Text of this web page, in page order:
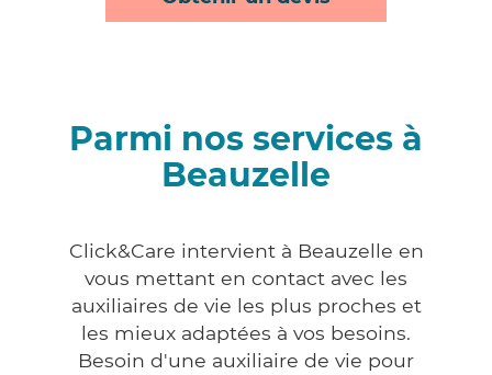
Parmi nos services à
Beauzelle
Click&Care intervient à Beauzelle en
vous mettant en contact avec les
auxiliaires de vie les plus proches et
les mieux adaptées à vos besoins.
Besoin d'une auxiliaire de vie pour